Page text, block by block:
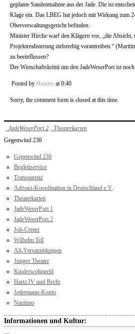
geplante Sandentnahme aus der Jade. Die ist
Klage ein. Das LBEG hat jedoch mit Wirkung zum
Oberverwaltungsgericht befinden.
Minister Hirche warf den Klägern vor, „die Absicht,
Projektrealisierung zielstrebig vorantreiben.“
zu beeinflussen?
Der Wirtschaftskrimi um den JadeWeserPort ist
Posted by Hannes at 0:40
Sorry, the comment form is closed at this time.
JadeWeserPort 2
Theaterkarten
Gegenwind 230
Gegenwind 230
Begleitservice
Transparenz
Adivasi-Koordination in Deutschland e.V.
Theaterkarten
JadeWeserPort 1
JadeWeserPort 2
Job-Center
Wilhelm Tell
Ali-Versammlungen
Junges Theater
Kinderwohngeld
Hartz IV und Recht
Jedermann-Konto
Nautimo
Informationen und Kultur: